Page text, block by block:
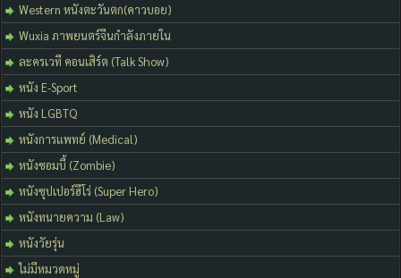
Western หนังตะวันตก(คาวบอย)
Wuxia ภาพยนตร์จีนกำลังภายใน
ละครเวที คอนเสิร์ต (Talk Show)
หนัง E-Sport
หนัง LGBTQ
หนังการแพทย์ (Medical)
หนังซอมบี้ (Zombie)
หนังซุปเปอร์ฮีโร่ (Super Hero)
หนังทนายความ (Law)
หนังวัยรุ่น
ไม่มีหมวดหมู่